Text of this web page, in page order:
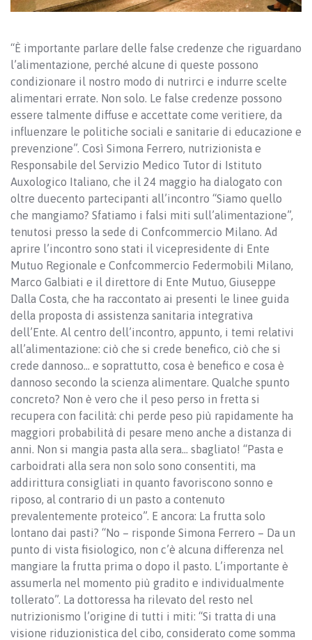
“È importante parlare delle false credenze che riguardano
l’alimentazione, perché alcune di queste possono
condizionare il nostro modo di nutrirci e indurre scelte
alimentari errate. Non solo. Le false credenze possono
essere talmente diffuse e accettate come veritiere, da
influenzare le politiche sociali e sanitarie di educazione e
prevenzione”. Così Simona Ferrero, nutrizionista e
Responsabile del Servizio Medico Tutor di Istituto
Auxologico Italiano, che il 24 maggio ha dialogato con
oltre duecento partecipanti all’incontro “Siamo quello
che mangiamo? Sfatiamo i falsi miti sull’alimentazione”,
tenutosi presso la sede di Confcommercio Milano. Ad
aprire l’incontro sono stati il vicepresidente di Ente
Mutuo Regionale e Confcommercio Federmobili Milano,
Marco Galbiati e il direttore di Ente Mutuo, Giuseppe
Dalla Costa, che ha raccontato ai presenti le linee guida
della proposta di assistenza sanitaria integrativa
dell’Ente. Al centro dell’incontro, appunto, i temi relativi
all’alimentazione: ciò che si crede benefico, ciò che si
crede dannoso… e soprattutto, cosa è benefico e cosa è
dannoso secondo la scienza alimentare. Qualche spunto
concreto? Non è vero che il peso perso in fretta si
recupera con facilità: chi perde peso più rapidamente ha
maggiori probabilità di pesare meno anche a distanza di
anni. Non si mangia pasta alla sera… sbagliato! “Pasta e
carboidrati alla sera non solo sono consentiti, ma
addirittura consigliati in quanto favoriscono sonno e
riposo, al contrario di un pasto a contenuto
prevalentemente proteico”. E ancora: La frutta solo
lontano dai pasti? “No – risponde Simona Ferrero – Da un
punto di vista fisiologico, non c’è alcuna differenza nel
mangiare la frutta prima o dopo il pasto. L’importante è
assumerla nel momento più gradito e individualmente
tollerato”. La dottoressa ha rilevato del resto nel
nutrizionismo l’origine di tutti i miti: “Si tratta di una
visione riduzionistica del cibo, considerato come somma